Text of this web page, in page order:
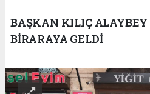
BAŞKAN KILIÇ ALAYBEY
BİRARAYA GELDİ